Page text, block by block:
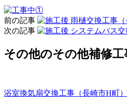
前の記事
雨樋交換工事（
次の記事
システムバス交
その他のその他補修工
浴室換気扇交換工事（長崎市H町）